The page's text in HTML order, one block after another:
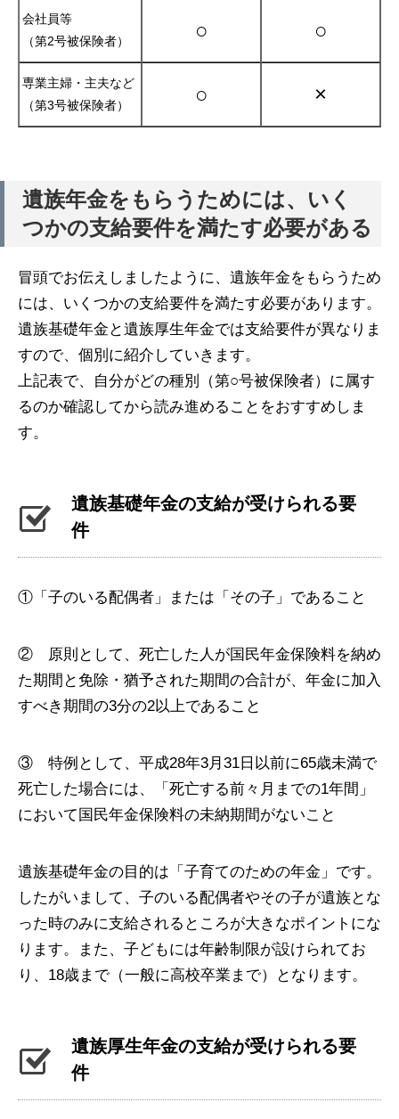
会社員等
（第2号被保険者）
○ ○
専業主婦・主夫など
（第3号被保険者）
○ ×
遺族年金をもらうためには、いく
つかの支給要件を満たす必要がある
冒頭でお伝えしましたように、遺族年金をもらうため
には、いくつかの支給要件を満たす必要があります。
遺族基礎年金と遺族厚生年金では支給要件が異なりま
すので、個別に紹介していきます。
上記表で、自分がどの種別（第○号被保険者）に属す
るのか確認してから読み進めることをおすすめしま
す。
遺族基礎年金の支給が受けられる要
件
①「子のいる配偶者」または「その子」であること
② 原則として、死亡した人が国民年金保険料を納め
た期間と免除・猶予された期間の合計が、年金に加入
すべき期間の3分の2以上であること
③ 特例として、平成28年3月31日以前に65歳未満で
死亡した場合には、「死亡する前々月までの1年間」
において国民年金保険料の未納期間がないこと
遺族基礎年金の目的は「子育てのための年金」です。
したがいまして、子のいる配偶者やその子が遺族とな
った時のみに支給されるところが大きなポイントにな
ります。また、子どもには年齢制限が設けられてお
り、18歳まで（一般に高校卒業まで）となります。
遺族厚生年金の支給が受けられる要
件